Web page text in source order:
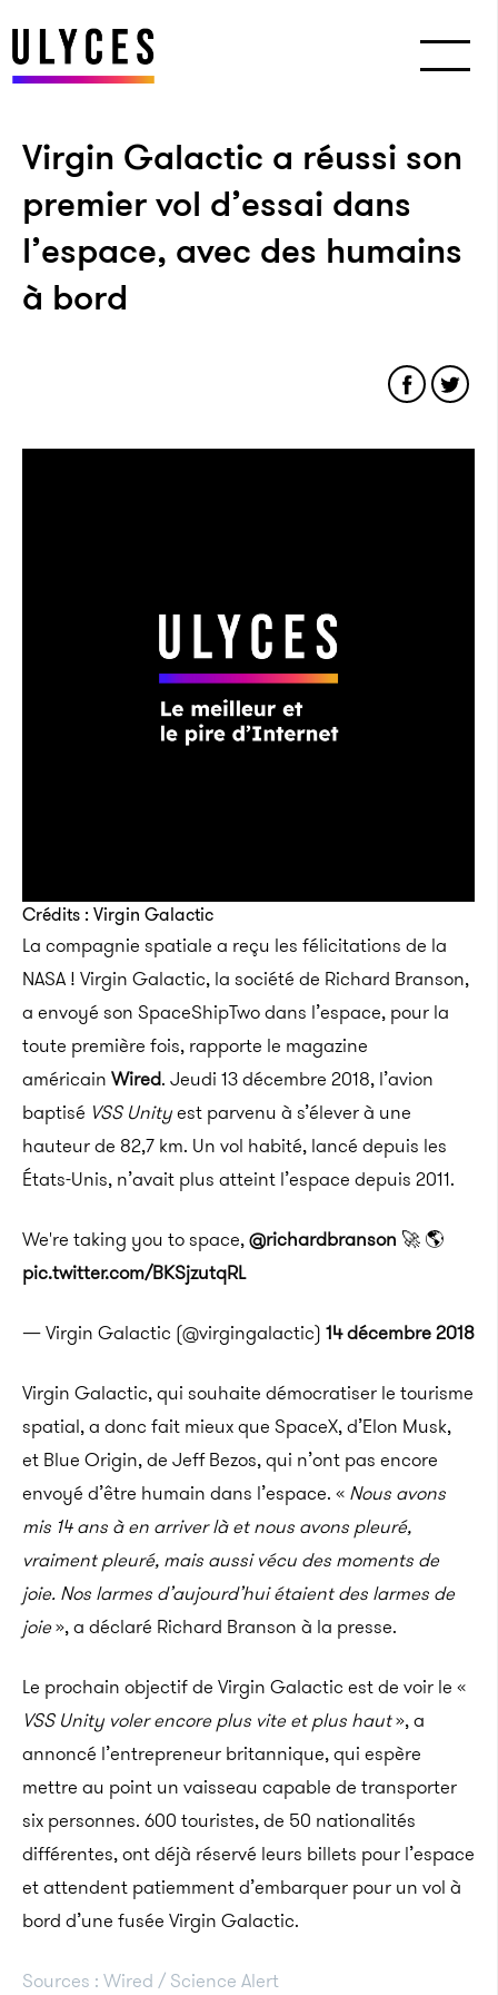
Virgin Galactic a réussi son
premier vol d’essai dans
l’espace, avec des humains
à bord
Crédits : Virgin Galactic
La compagnie spatiale a reçu les félicitations de la
NASA ! Virgin Galactic, la société de Richard Branson,
a envoyé son SpaceShipTwo dans l’espace, pour la
toute première fois, rapporte le magazine
américain Wired. Jeudi 13 décembre 2018, l’avion
baptisé VSS Unityest parvenu à s’élever à une
hauteur de 82,7 km. Un vol habité, lancé depuis les
États-Unis, n’avait plus atteint l’espace depuis 2011.
We're taking you to space,@richardbranson 🚀 🌎
pic.twitter.com/BKSjzutqRL
— Virgin Galactic (@virgingalactic) 14 décembre 2018
Virgin Galactic, qui souhaite démocratiser le tourisme
spatial, a donc fait mieux que SpaceX, d’Elon Musk,
et Blue Origin, de Jeff Bezos, qui n’ont pas encore
envoyé d’être humain dans l’espace. « Nous avons
mis 14 ans à en arriver là et nous avons pleuré,
vraiment pleuré, mais aussi vécu des moments de
joie. Nos larmes d’aujourd’hui étaient des larmes de
joie», a déclaré Richard Branson à la presse.
Le prochain objectif de Virgin Galactic est de voir le «
VSS Unity voler encore plus vite et plus haut», a
annoncé l’entrepreneur britannique, qui espère
mettre au point un vaisseau capable de transporter
six personnes. 600 touristes, de 50 nationalités
différentes, ont déjà réservé leurs billets pour l’espace
et attendent patiemment d’embarquer pour un vol à
bord d’une fusée Virgin Galactic.
Sources : Wired / Science Alert